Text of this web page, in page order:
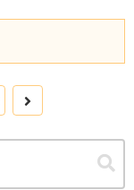
次